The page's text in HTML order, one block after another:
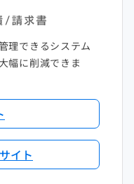
理できるシステム
幅に削減できま
イト